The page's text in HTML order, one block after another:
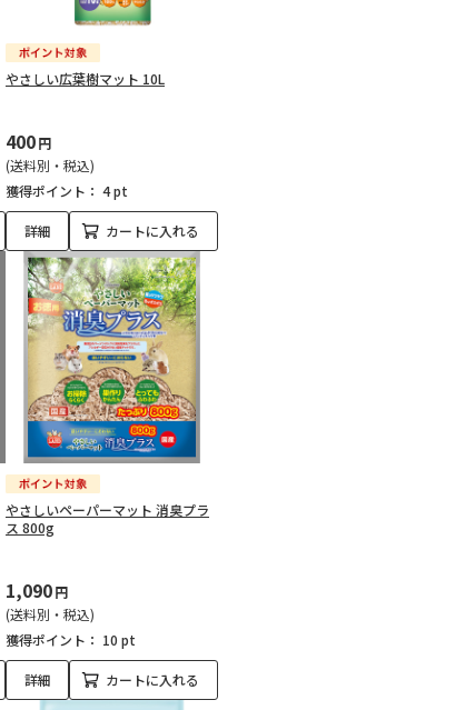
やさしい広葉樹マット 10L
400円
(送料別・税込)
獲得ポイント： 4 pt
詳細 カートに入れる
やさしいペーパーマット 消臭プラ
ス 800g
1,090円
(送料別・税込)
獲得ポイント： 10 pt
詳細 カートに入れる